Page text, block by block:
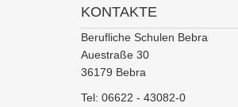
KONTAKTE
Berufliche Schulen Bebra
Auestraße 30
36179 Bebra
Tel: 06622 - 43082-0